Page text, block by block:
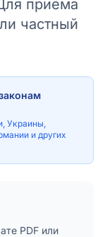
приёма
частный
Украины,
и других
PDF или